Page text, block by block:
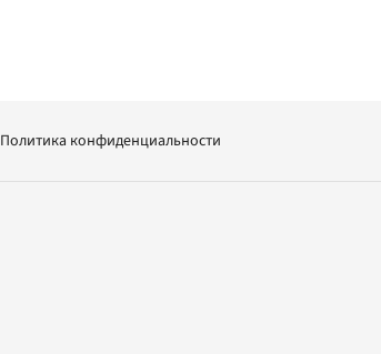
Политика конфиденциальности